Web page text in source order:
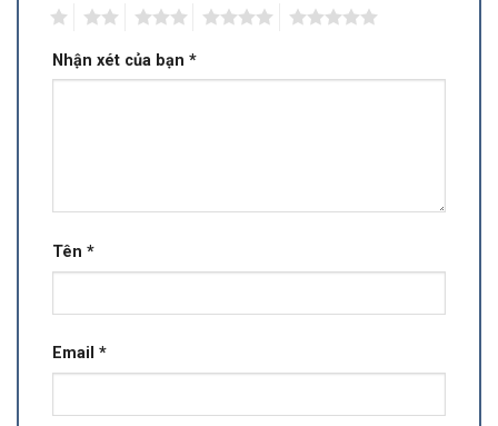
Nhận xét của bạn *
Tên *
Email *